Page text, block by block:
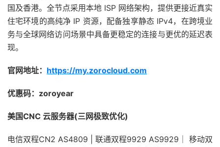
国及香港。全节点采用本地 ISP 网络架构，提供更接近真实
住宅环境的高纯净 IP 资源，配备独享静态 IPv4，在跨境业
务与全球网络访问场景中具备更稳定的连接与更优的延迟表
现。
官网地址： https://my.zorocloud.com
优惠码：zoroyear
美国CNC 云服务器(三网极致优化)
电信双程CN2 AS4809 | 联通双程9929 AS9929｜ 移动双